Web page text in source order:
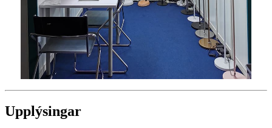
Upplýsingar